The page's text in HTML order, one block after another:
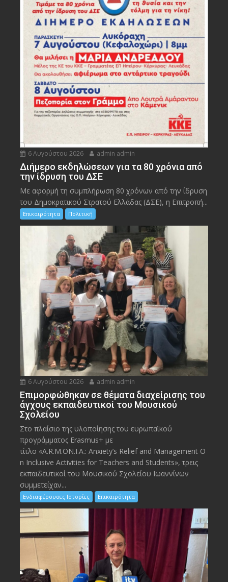
6 Αυγούστου 2026 admin admin
Διήμερο εκδηλώσεων για τα 80 χρόνια από
την ίδρυση του ΔΣΕ
Με αφορμή τη συμπλήρωση 80 χρόνων από την ίδρυση
του Δημοκρατικού Στρατού Ελλάδας (ΔΣΕ), η Επιτροπή...
Επικαιρότητα Πολιτική
6 Αυγούστου 2026 admin admin
Eπιμορφώθηκαν σε θέματα διαχείρισης του
άγχους εκπαιδευτικοί του Μουσικού
Σχολείου
Στο πλαίσιο της υλοποίησης του ευρωπαϊκού
προγράμματος Erasmus+ με
τίτλο «A.R.M.ON.I.A.: Anxiety’s Relief and Management O
n Inclusive Activities for Teachers and Students», τρεις
εκπαιδευτικοί του Μουσικού Σχολείου Ιωαννίνων
συμμετείχαν...
Ενδιαφέρουσες Ιστορίες Επικαιρότητα